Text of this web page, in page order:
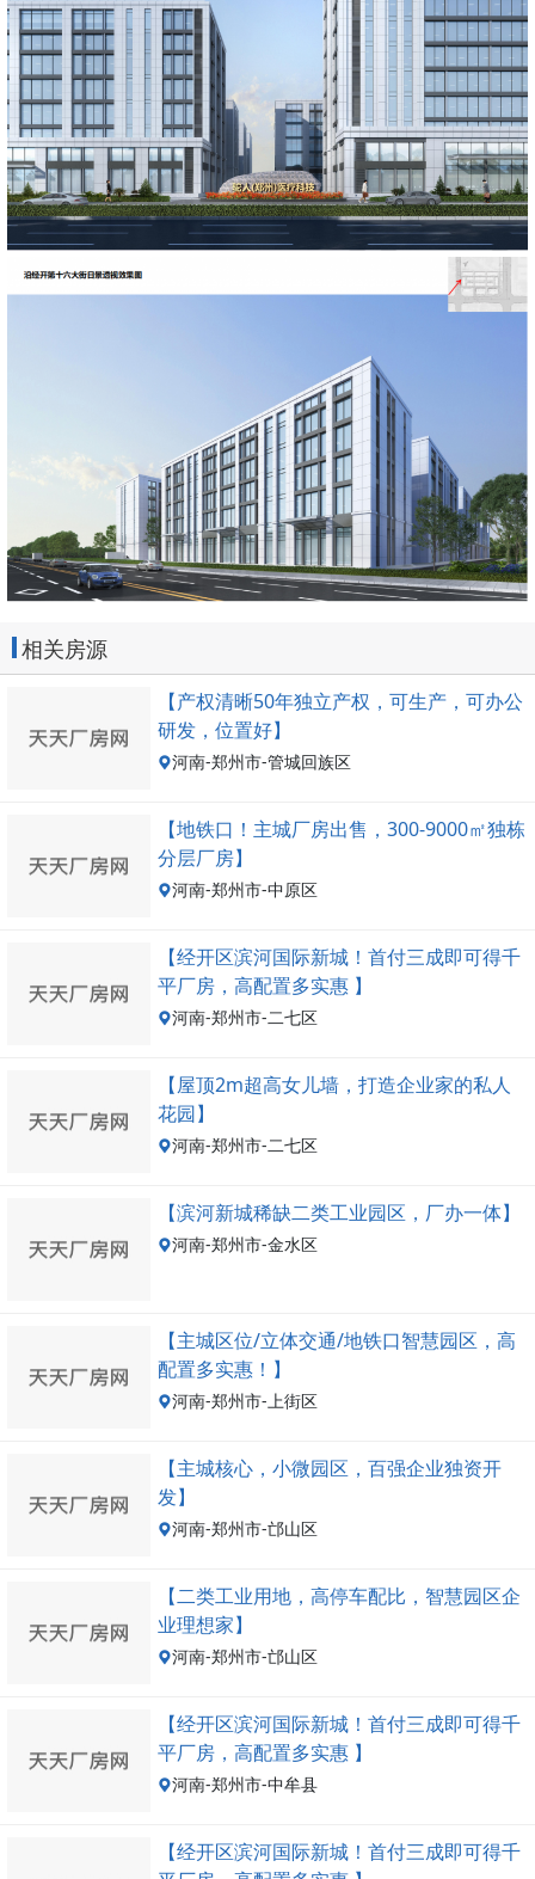
相关房源
【产权清晰50年独立产权，可生产，可办公
研发，位置好】
河南-郑州市-管城回族区
【地铁口！主城厂房出售，300-9000㎡独栋
分层厂房】
河南-郑州市-中原区
【经开区滨河国际新城！首付三成即可得千
平厂房，高配置多实惠 】
河南-郑州市-二七区
【屋顶2m超高女儿墙，打造企业家的私人
花园】
河南-郑州市-二七区
【滨河新城稀缺二类工业园区，厂办一体】
河南-郑州市-金水区
【主城区位/立体交通/地铁口智慧园区，高
配置多实惠！】
河南-郑州市-上街区
【主城核心，小微园区，百强企业独资开
发】
河南-郑州市-邙山区
【二类工业用地，高停车配比，智慧园区企
业理想家】
河南-郑州市-邙山区
【经开区滨河国际新城！首付三成即可得千
平厂房，高配置多实惠 】
河南-郑州市-中牟县
【经开区滨河国际新城！首付三成即可得千